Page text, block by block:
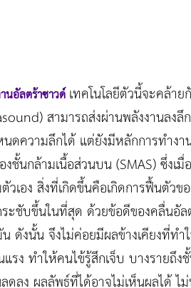
นอัลตร้าซาวด์เทคโนโลยีตัวนี้จะคล้า
สามารถส่งผ่านพลังงานลง
ดความลึกได้ แต่ยังมีหลักการทำง
ชั้นกล้ามเนื้อส่วนบน (SMAS) ซึ่งเ
เอง สิ่งที่เกิดขึ้นคือเกิดการฟื้นตัวข
ะชับขึ้นในที่สุด ด้วยข้อดีของคลื่นอั
ดังนั้น จึงไม่ค่อยมีผลข้างเคียงที่
รง ทำให้คนไข้รู้สึกเจ็บ บางรายถึ
ดลง ผลลัพธ์ที่ได้อาจไม่เห็นผลได้